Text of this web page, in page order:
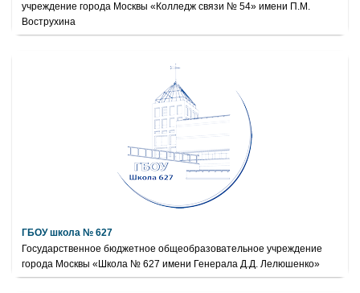
учреждение города Москвы «Колледж связи № 54» имени П.М.
Вострухина
ГБОУ школа № 627
Государственное бюджетное общеобразовательное учреждение
города Москвы «Школа № 627 имени Генерала Д.Д. Лелюшенко»